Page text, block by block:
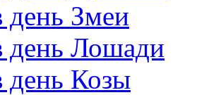
день Змеи
день Лошади
день Козы